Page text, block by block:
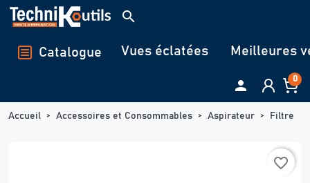
Panneau de gestion des cookies
search
Catalogue Vues éclatées Meilleures
 0
Accueil Accessoires et Consommables Aspirateur Filtre
favorite_border